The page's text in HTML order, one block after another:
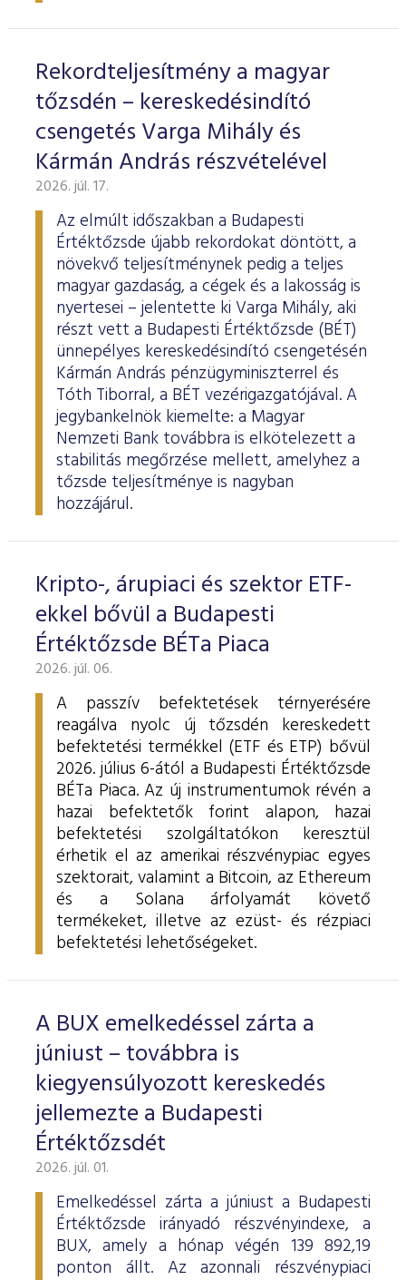
Rekordteljesítmény a magyar
tőzsdén – kereskedésindító
csengetés Varga Mihály és
Kármán András részvételével
2026. júl. 17.
Az elmúlt időszakban a Budapesti
Értéktőzsde újabb rekordokat döntött, a
növekvő teljesítménynek pedig a teljes
magyar gazdaság, a cégek és a lakosság is
nyertesei – jelentette ki Varga Mihály, aki
részt vett a Budapesti Értéktőzsde (BÉT)
ünnepélyes kereskedésindító csengetésén
Kármán András pénzügyminiszterrel és
Tóth Tiborral, a BÉT vezérigazgatójával. A
jegybankelnök kiemelte: a Magyar
Nemzeti Bank továbbra is elkötelezett a
stabilitás megőrzése mellett, amelyhez a
tőzsde teljesítménye is nagyban
hozzájárul.
Kripto-, árupiaci és szektor ETF-
ekkel bővül a Budapesti
Értéktőzsde BÉTa Piaca
2026. júl. 06.
A passzív befektetések térnyerésére
reagálva nyolc új tőzsdén kereskedett
befektetési termékkel (ETF és ETP) bővül
2026. július 6-ától a Budapesti Értéktőzsde
BÉTa Piaca. Az új instrumentumok révén a
hazai befektetők forint alapon, hazai
befektetési szolgáltatókon keresztül
érhetik el az amerikai részvénypiac egyes
szektorait, valamint a Bitcoin, az Ethereum
és a Solana árfolyamát követő
termékeket, illetve az ezüst- és rézpiaci
befektetési lehetőségeket.
A BUX emelkedéssel zárta a
júniust – továbbra is
kiegyensúlyozott kereskedés
jellemezte a Budapesti
Értéktőzsdét
2026. júl. 01.
Emelkedéssel zárta a júniust a Budapesti
Értéktőzsde irányadó részvényindexe, a
BUX, amely a hónap végén 139 892,19
ponton állt. Az azonnali részvénypiaci